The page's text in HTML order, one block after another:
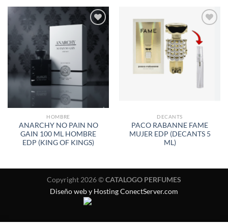
LISTA
HOMBRE
ANARCHY NO PAIN NO
GAIN 100 ML HOMBRE
EDP (KING OF KINGS)
AÑADIR
A LA
DE
DESEOS
DECANTS
PACO RABANNE FAME
MUJER EDP (DECANTS 5
ML)
Copyright 2026 ©CATALOGO PERFUMES
Diseño web y Hosting ConectServer.com